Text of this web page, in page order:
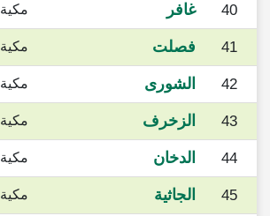
40 غافر مكية
41 فصلت مكية
42 الشورى مكية
43 الزخرف مكية
44 الدخان مكية
45 الجاثية مكية